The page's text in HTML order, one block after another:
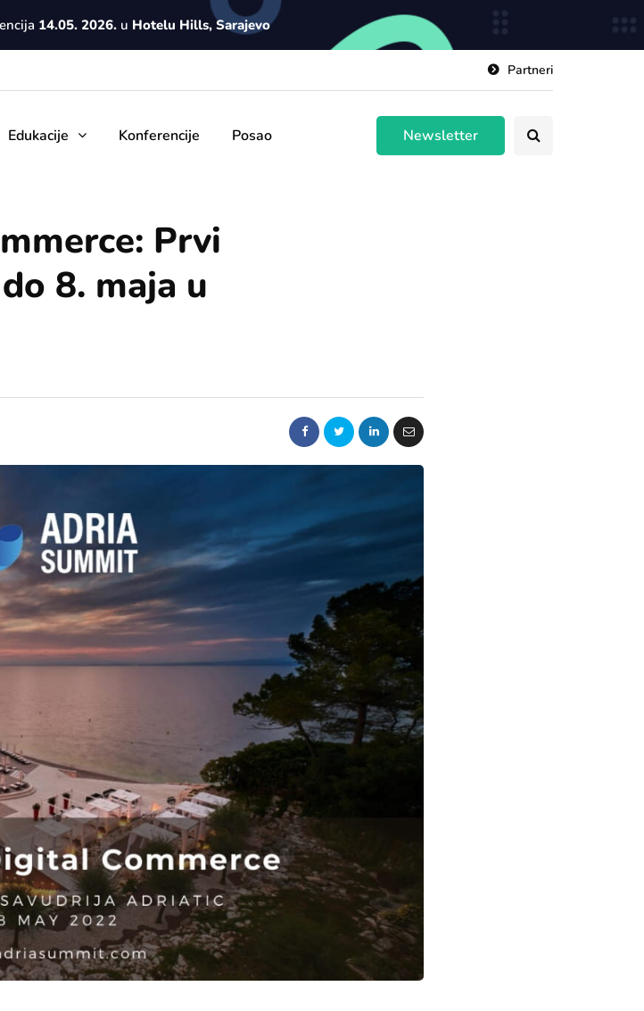
14.05. 2026.u Hotelu Hills, Sarajevo
Partneri
Edukacije Konferencije Posao Newsletter
Prvi
8. maja u